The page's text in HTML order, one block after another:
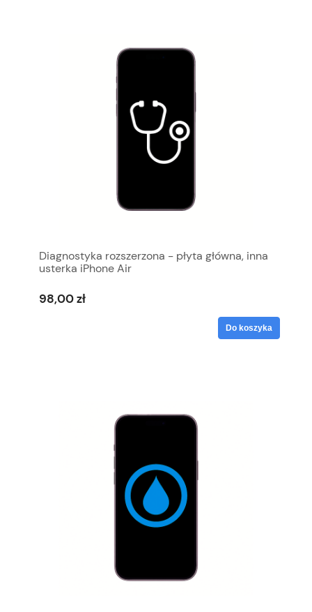
Diagnostyka rozszerzona - płyta główna, inna
usterka iPhone Air
98,00 zł
Do koszyka